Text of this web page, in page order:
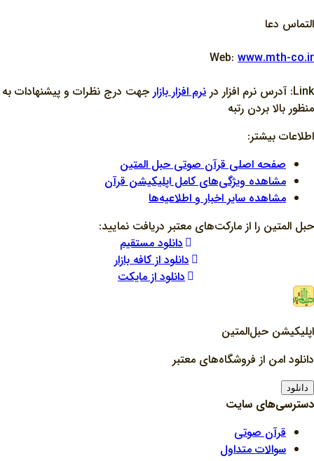
التماس دعا
Web: www.mth-co.ir
Link: آدرس نرم افزار در
نرم افزار بازار جهت درج نظرات و پيشنهادات به
منظور بالا بردن رتبه
اطلاعات بیشتر:
صفحه اصلی قرآن صوتی حبل المتین
مشاهده ویژگی‌های کامل اپلیکیشن قرآن
مشاهده سایر اخبار و اطلاعیه‌ها
حبل المتین را از مارکت‌های معتبر دریافت نمایید:
دانلود مستقیم
دانلود از کافه بازار
دانلود از مایکت
اپلیکیشن حبل‌المتین
دانلود امن از فروشگاه‌های معتبر
دانلود
دسترسی‌های سایت
قرآن صوتی
سوالات متداول